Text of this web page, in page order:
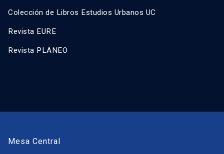
Colección de Libros Estudios Urbanos UC
Revista EURE
Revista PLANEO
Mesa Central